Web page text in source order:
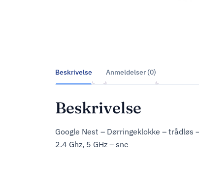
Beskrivelse Anmeldelser (0)
Beskrivelse
Google Nest – Dørringeklokke –
2.4 Ghz, 5 GHz – sne